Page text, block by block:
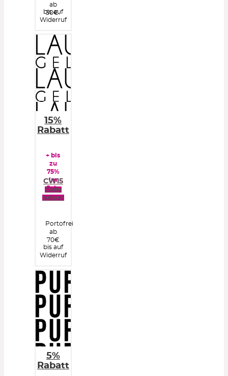
ab
30€.
bis auf
Widerruf
15%
Rabatt
+ bis
zu
75%
im
Sale
CW15
Code
zeigen
Portofrei
ab
70€
bis auf
Widerruf
5%
Rabatt